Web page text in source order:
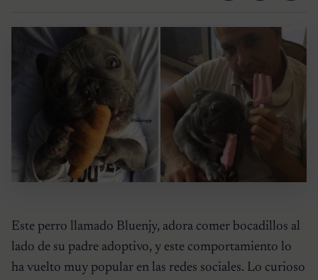
Este perro llamado Bluenjy, adora comer bocadillos al
lado de su padre adoptivo, y este comportamiento lo
ha vuelto muy popular en las redes sociales. Lo curioso